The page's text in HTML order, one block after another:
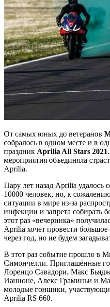
От самых юных до ветеранов
собралось в одном месте и в
праздник Aprilia All Stars 2021
мероприятия объединяла
Aprilia.
Пару лет назад Aprilia удалось
10000 человек, но, к
ситуации в мире из-за
инфекции и запрета собирать
этот раз «вечеринка»
Aprilia хочет провести большое
через год, но не будем
В этот раз событие прошло в
Симончелли. Приглашённые
Лоренцо Савадори, Макс
Ианноне, Алекс Граминьи и
молодые гонщики,
Aprilia RS 660.